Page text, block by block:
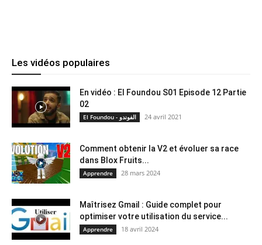
Les vidéos populaires
En vidéo : El Foundou S01 Episode 12 Partie
02
El Foundou - الفوندو 24 avril 2021
Comment obtenir la V2 et évoluer sa race
dans Blox Fruits...
Apprendre 28 mars 2024
Maîtrisez Gmail : Guide complet pour
optimiser votre utilisation du service...
Apprendre 18 avril 2024